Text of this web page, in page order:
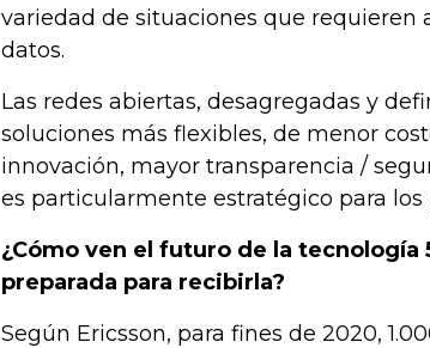
variedad de situaciones que requieren
datos.
Las redes abiertas, desagregadas y
soluciones más flexibles, de menor
innovación, mayor transparencia /
es particularmente estratégico para los
¿Cómo ven el futuro de la tecnología
preparada para recibirla?
Según Ericsson, para fines de 2020,